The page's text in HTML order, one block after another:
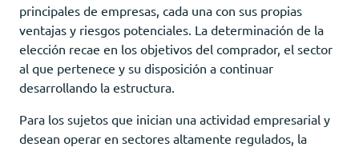
principales de empresas, cada una con sus propias
ventajas y riesgos potenciales. La determinación de la
elección recae en los objetivos del comprador, el sector
al que pertenece y su disposición a continuar
desarrollando la estructura.
Para los sujetos que inician una actividad empresarial y
desean operar en sectores altamente regulados, la